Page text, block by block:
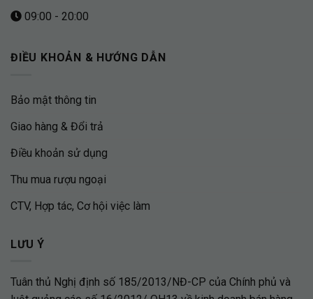
09:00 - 20:00
ĐIỀU KHOẢN & HƯỚNG DẪN
Bảo mật thông tin
Giao hàng & Đổi trả
Điều khoản sử dụng
Thu mua rượu ngoại
CTV, Hợp tác, Cơ hội việc làm
LƯU Ý
Tuân thủ Nghị định số 185/2013/NĐ-CP của Chính phủ và